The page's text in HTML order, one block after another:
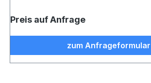
Preis auf Anfrage
zum Anfrageformular